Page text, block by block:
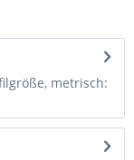
metrisch: